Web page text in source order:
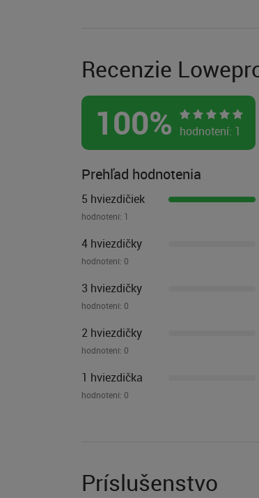
Recenzie
100% hodnotení: 1
Prehľad hodnotenia
5 hviezdičiek
hodnotení: 1
4 hviezdičky
hodnotení: 0
3 hviezdičky
hodnotení: 0
2 hviezdičky
hodnotení: 0
1 hviezdička
hodnotení: 0
Príslušenstvo